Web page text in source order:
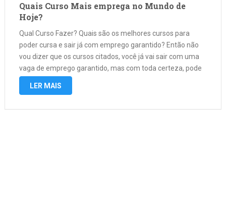
Quais Curso Mais emprega no Mundo de
Hoje?
Qual Curso Fazer? Quais são os melhores cursos para
poder cursa e sair já com emprego garantido? Então não
vou dizer que os cursos citados, você já vai sair com uma
vaga de emprego garantido, mas com toda certeza, pode
conseguir. Vamos lá listamos alguns; medicina …
LER MAIS